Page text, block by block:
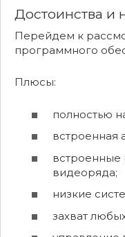
Достоинства и
Перейдем к
программного
Плюсы:
полностью
встроенная
встроенные
видеоряда;
низкие
захват